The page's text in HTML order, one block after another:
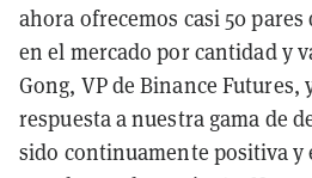
ahora ofrecemos casi 50
en el mercado por cantidad y
Gong, VP de Binance Futures,
respuesta a nuestra gama de
sido continuamente positiva y